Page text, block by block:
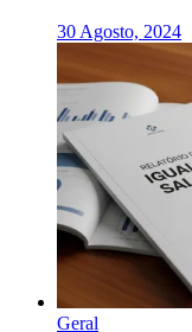
30 Agosto, 2024
Geral